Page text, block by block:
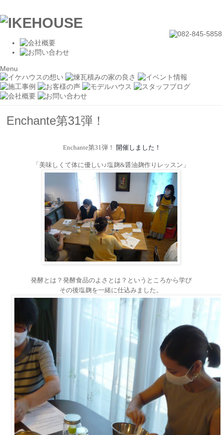
Menu
Enchante第31弾！
Enchante第31 弾！ 開催しました！
「 美味しくて体に優しい♪塩麹&醤油麹作りレッスン 」
発酵とは？発酵食品のよさとは？というところから学び
その後塩麹を一緒に仕込みました。